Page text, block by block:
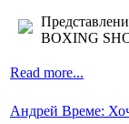
BOXING
Read more...
Андрей Време: